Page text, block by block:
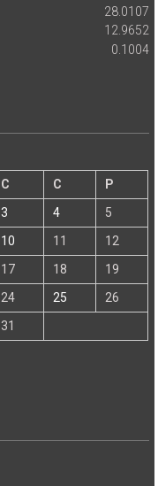
28.0107
12.9652
0.1004
C C
P
3 4
5
10 11
12
17 18
19
24 25
26
31